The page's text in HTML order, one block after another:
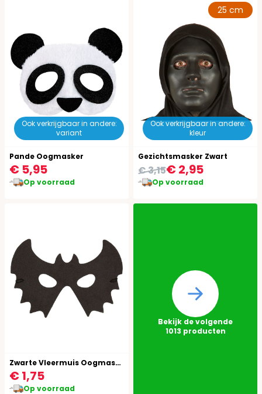
Ook verkrijgbaar in andere:
variant
Pande Oogmasker
€ 5,95
Op voorraad
Ook verkrijgbaar in andere:
kleur
25 cm
Gezichtsmasker Zwart
€ 2,95
€ 3,15
Op voorraad
Zwarte Vleermuis Oogmasker
€ 1,75
Op voorraad
Bekijk de volgende
1013 producten